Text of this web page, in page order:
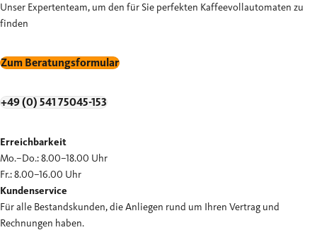
Unser Expertenteam, um den für Sie perfekten Kaffeevollautomaten zu
finden
Zum Beratungsformular
+49 (0) 541 75045-153
Erreichbarkeit
Mo.–Do.: 8.00–18.00 Uhr
Fr.: 8.00–16.00 Uhr
Kundenservice
Für alle Bestandskunden, die Anliegen rund um Ihren Vertrag und
Rechnungen haben.